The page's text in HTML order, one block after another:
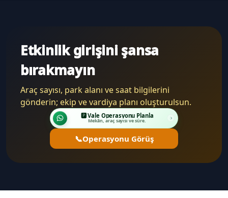
Etkinlik girişini şansa
bırakmayın
Araç sayısı, park alanı ve saat bilgilerini
gönderin; ekip ve vardiya planı oluşturulsun.
🅿️ Vale Operasyonu Planla
Mekân, araç sayısı ve süre.
📞Operasyonu Görüş